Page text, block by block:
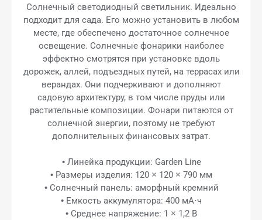
Солнечный светодиодный светильник. Идеально
подходит для сада. Его можно установить в любом
месте, где обеспечено достаточное солнечное
освещение. Солнечные фонарики наиболее
эффектно смотрятся при установке вдоль
дорожек, аллей, подъездных путей, на террасах или
верандах. Они подчеркивают и дополняют
садовую архитектуру, в том числе пруды или
растительные композиции. Фонари питаются от
солнечной энергии, поэтому не требуют
дополнительных финансовых затрат.
• Линейка продукции: Garden Line
• Размеры изделия: 120 × 120 × 790 мм
• Солнечный панель: аморфный кремний
• Емкость аккумулятора: 400 мА·ч
• Среднее напряжение: 1 × 1,2 В